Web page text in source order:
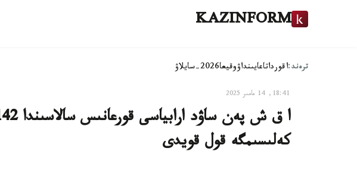
KAZINFORM
ترەند:اقورداتاعايىنداۋوقيعا2026-سايلاۋ
18:41, 14 مامىر 2025
كەلىسىمگە قول قويدى